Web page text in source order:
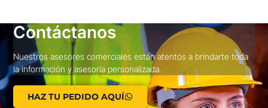
Contáctanos
Nuestros asesores comerciales están atentos a brindarte toda
la información y asesoría personalizada.
HAZ TU PEDIDO AQUÍ